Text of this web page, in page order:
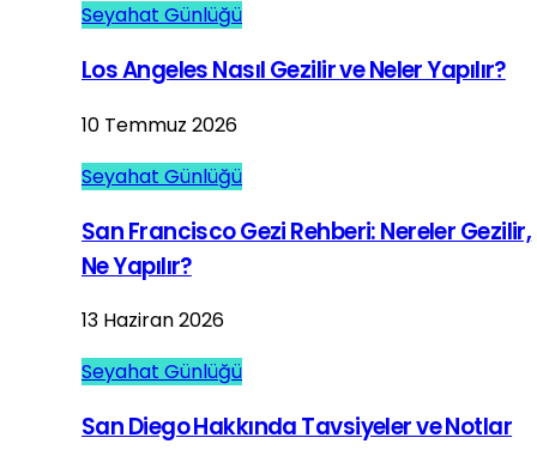
Seyahat Günlüğü
Los Angeles Nasıl Gezilir ve Neler Yapılır?
10 Temmuz 2026
Seyahat Günlüğü
San Francisco Gezi Rehberi: Nereler Gezilir,
Ne Yapılır?
13 Haziran 2026
Seyahat Günlüğü
San Diego Hakkında Tavsiyeler ve Notlar